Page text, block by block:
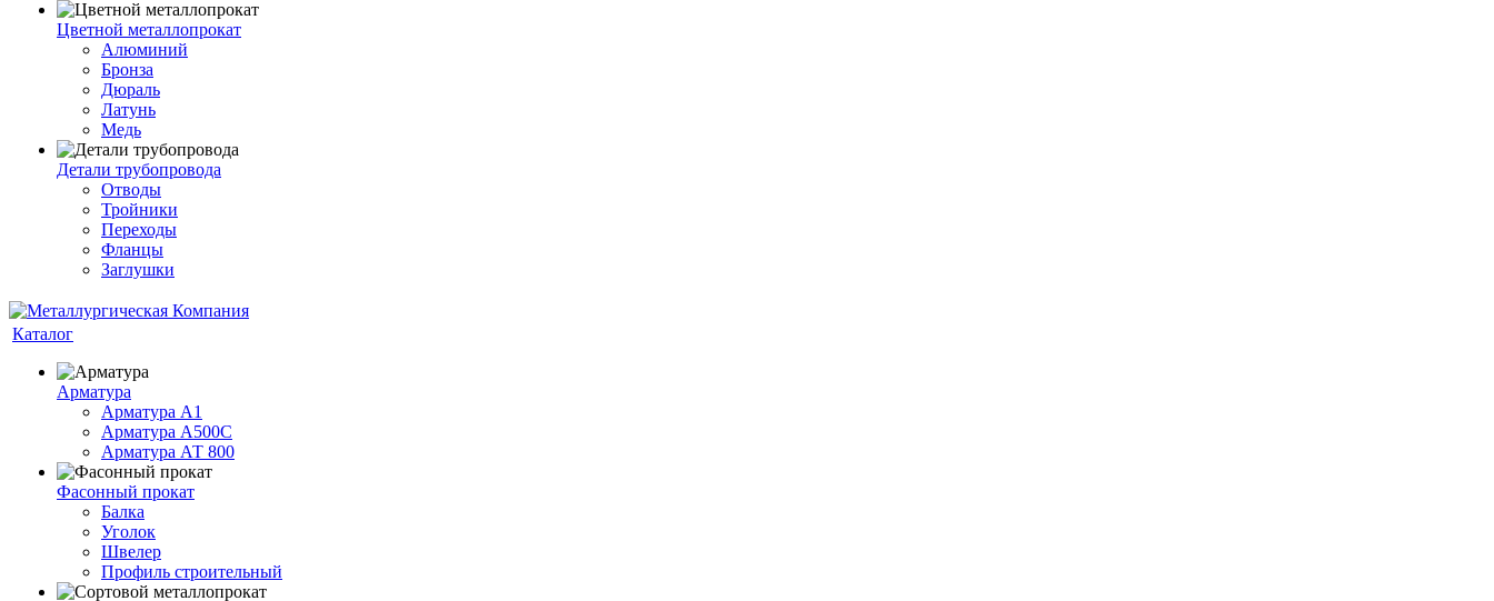
Цветной металлопрокат
Алюминий
Бронза
Дюраль
Латунь
Медь
Детали трубопровода
Отводы
Тройники
Переходы
Фланцы
Заглушки
Каталог
Арматура
Арматура А1
Арматура А500С
Арматура АТ 800
Фасонный прокат
Балка
Уголок
Швелер
Профиль строительный